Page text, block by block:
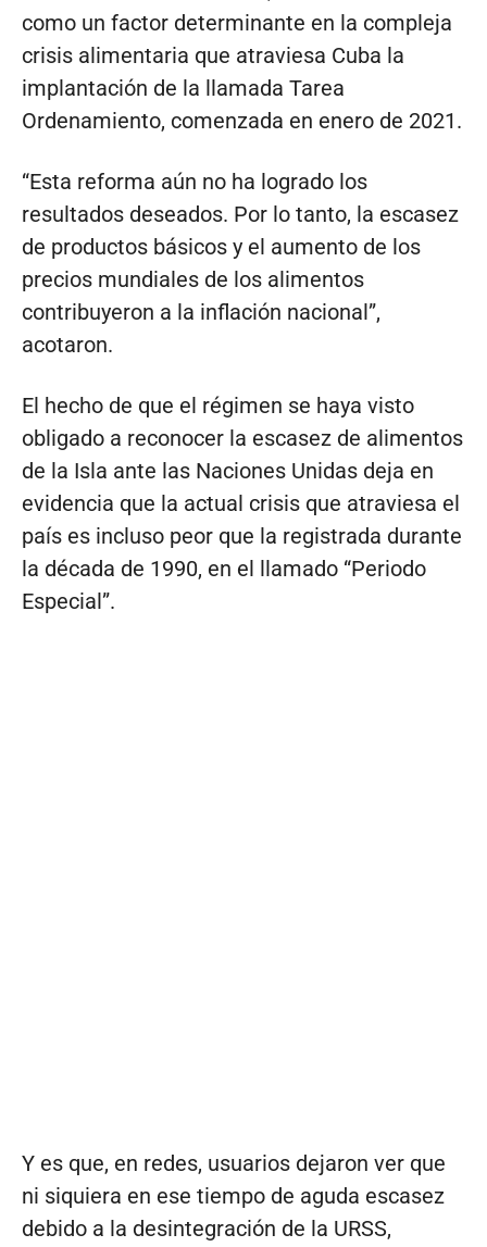
como un factor determinante en la compleja
crisis alimentaria que atraviesa Cuba la
implantación de la llamada Tarea
Ordenamiento, comenzada en enero de 2021.
“Esta reforma aún no ha logrado los
resultados deseados. Por lo tanto, la escasez
de productos básicos y el aumento de los
precios mundiales de los alimentos
contribuyeron a la inflación nacional”,
acotaron.
El hecho de que el régimen se haya visto
obligado a reconocer la escasez de alimentos
de la Isla ante las Naciones Unidas deja en
evidencia que la actual crisis que atraviesa el
país es incluso peor que la registrada durante
la década de 1990, en el llamado “Periodo
Especial”.
Y es que, en redes, usuarios dejaron ver que
ni siquiera en ese tiempo de aguda escasez
debido a la desintegración de la URSS,